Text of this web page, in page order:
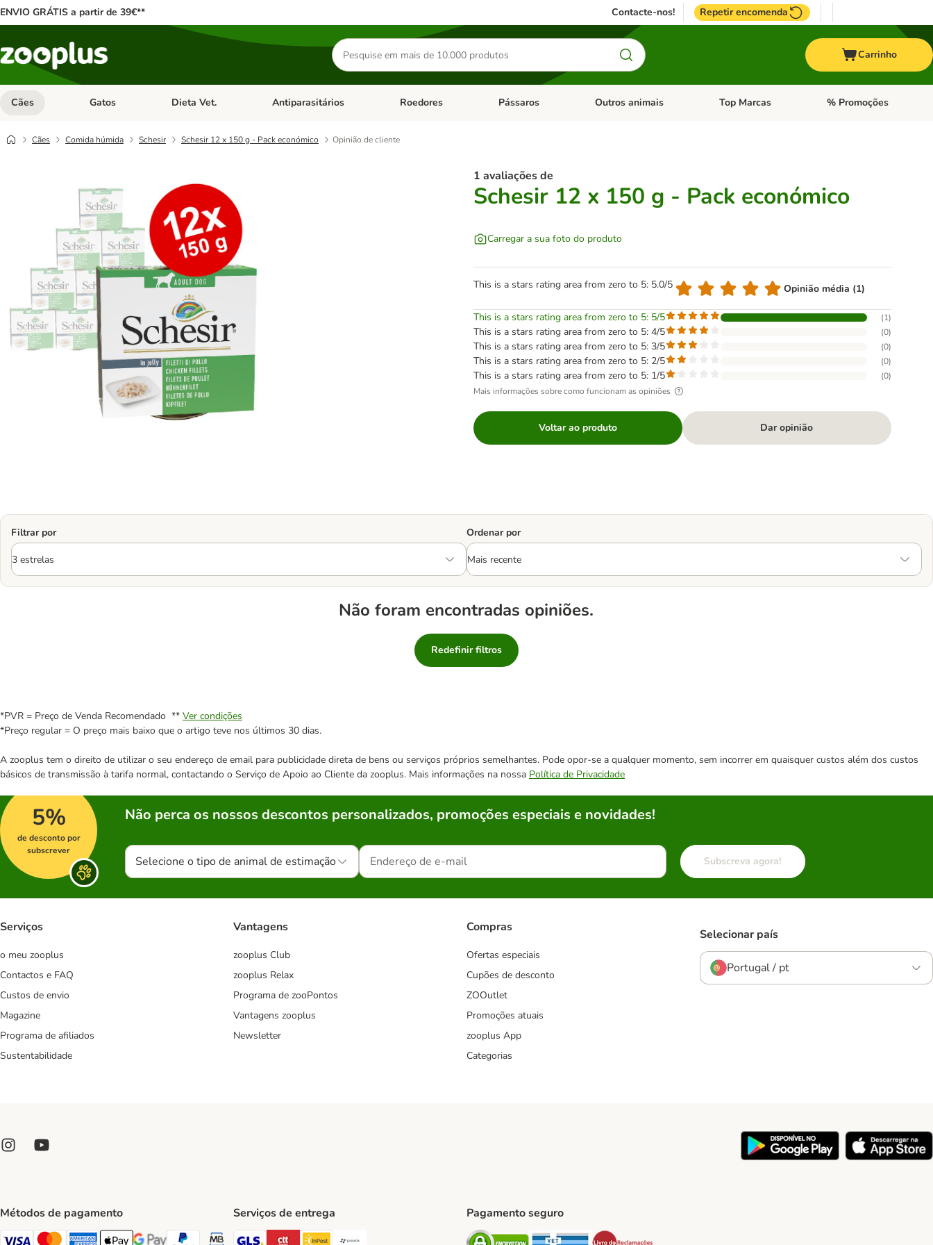
ENVIO GRÁTIS a partir de 39€** Contacte-nos! Repetir encomenda
Pesquisar
produtos
Carrinho
Cães Abrir menu de categoria: Cães
Gatos Abrir menu de categoria: Gatos
Dieta Vet. Abrir menu de categoria: Dieta Vet.
Antiparasitários Abrir menu de categoria: Antiparasitários
Roedores Abrir menu de categoria: Roedores
Pássaros Abrir menu de categoria: Pássaros
Outros animais Abrir menu de categoria: Outros animais
Top Marcas Abrir menu de categoria:
% Promoções
Cães Comida húmida Schesir Schesir 12 x 150 g - Pack económico Opinião de cliente
1 avaliações de
Schesir 12 x 150 g - Pack económico
Carregar a sua foto do produto
This is a stars rating area from zero to 5: 5.0/5 Opinião média (1)
This is a stars rating area from zero to 5: 5/5 (1)
This is a stars rating area from zero to 5: 4/5 (0)
This is a stars rating area from zero to 5: 3/5 (0)
This is a stars rating area from zero to 5: 2/5 (0)
This is a stars rating area from zero to 5: 1/5 (0)
Mais informações sobre como funcionam as opiniões
Voltar ao produto Dar opinião
Filtrar por Ordenar por
Não foram encontradas opiniões.
Redefinir filtros
*PVR = Preço de Venda Recomendado ** Ver condições
*Preço regular = O preço mais baixo que o artigo teve nos últimos 30 dias.
A zooplus tem o direito de utilizar o seu endereço de email para publicidade direta de bens ou serviços próprios semelhantes. Pode opor-se a qualquer momento, sem incorrer em quaisquer custos além dos custos
básicos de transmissão à tarifa normal, contactando o Serviço de Apoio ao Cliente da zooplus. Mais informações na nossa Política de Privacidade
5%
de desconto por
subscrever
Não perca os nossos descontos personalizados, promoções especiais e novidades!
Selecione o tipo de animal de estimação Subscreva agora!
Serviços
o meu zooplus
Contactos e FAQ
Custos de envio
Magazine
Programa de afiliados
Sustentabilidade
Vantagens
zooplus Club
zooplus Relax
Programa de zooPontos
Vantagens zooplus
Newsletter
Compras
Ofertas especiais
Cupões de desconto
ZOOutlet
Promoções atuais
zooplus App
Categorias
Selecionar país
Portugal / pt
Métodos de pagamento Serviços de entrega
GLS Shipping Method
CTTExpress Shipping Method
InPost Shipping Method
Paack Shipping Method
Pagamento seguro
Security Security